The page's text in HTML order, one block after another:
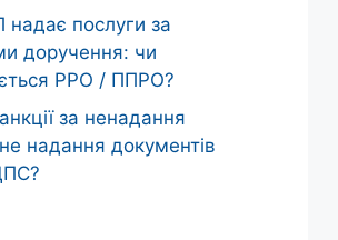
послуги за
доручення: чи
РРО / ППРО?
за ненадання
надання документів